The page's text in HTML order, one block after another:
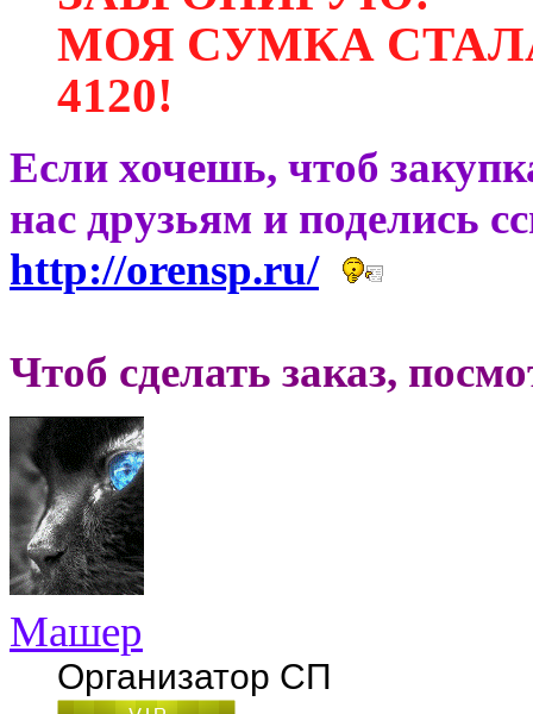
МОЯ СУМКА
4120!
Если хочешь, чтоб
нас друзьям и поделись
http://orensp.ru/
Чтоб сделать заказ,
Машер
Организатор СП